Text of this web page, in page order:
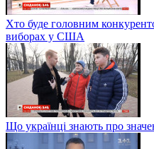
Хто буде головним
виборах у США
Що українці знають про